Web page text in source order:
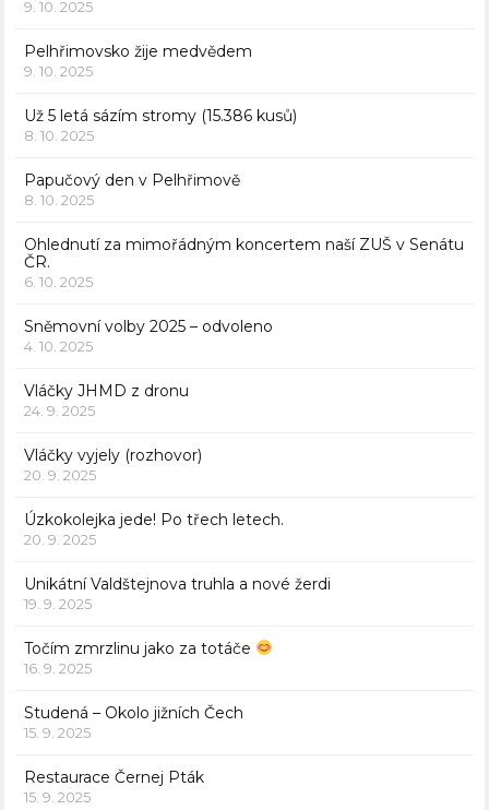
9. 10. 2025
Pelhřimovsko žije medvědem
9. 10. 2025
Už 5 letá sázím stromy (15.386 kusů)
8. 10. 2025
Papučový den v Pelhřimově
8. 10. 2025
Ohlednutí za mimořádným koncertem naší ZUŠ v Senátu
ČR.
6. 10. 2025
Sněmovní volby 2025 – odvoleno
4. 10. 2025
Vláčky JHMD z dronu
24. 9. 2025
Vláčky vyjely (rozhovor)
20. 9. 2025
Úzkokolejka jede! Po třech letech.
20. 9. 2025
Unikátní Valdštejnova truhla a nové žerdi
19. 9. 2025
Točím zmrzlinu jako za totáče
16. 9. 2025
Studená – Okolo jižních Čech
15. 9. 2025
Restaurace Černej Pták
15. 9. 2025